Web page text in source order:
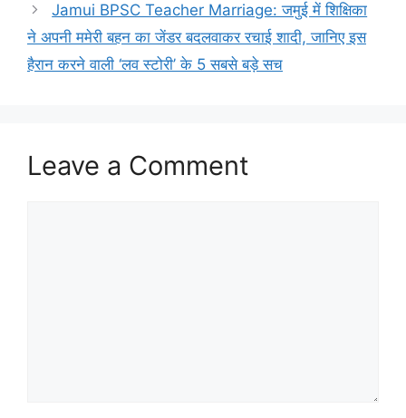
Jamui BPSC Teacher Marriage: जमुई में शिक्षिका
ने अपनी ममेरी बहन का जेंडर बदलवाकर रचाई शादी, जानिए इस
हैरान करने वाली ‘लव स्टोरी’ के 5 सबसे बड़े सच
Leave a Comment